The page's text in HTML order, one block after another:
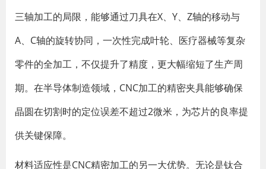
三轴加工的局限，能够通过刀具在X、Y、Z轴的移动与
A、C轴的旋转协同，一次性完成叶轮、医疗器械等复杂
零件的全加工，不仅提升了精度，更大幅缩短了生产周
期。在半导体制造领域，CNC加工的精密夹具能够确保
晶圆在切割时的定位误差不超过2微米，为芯片的良率提
供关键保障。
材料适应性是CNC精密加工的另一大优势。无论是钛合